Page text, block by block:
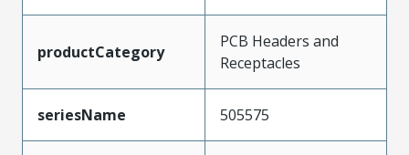
productCategory
PCB Headers and
Receptacles
seriesName 505575